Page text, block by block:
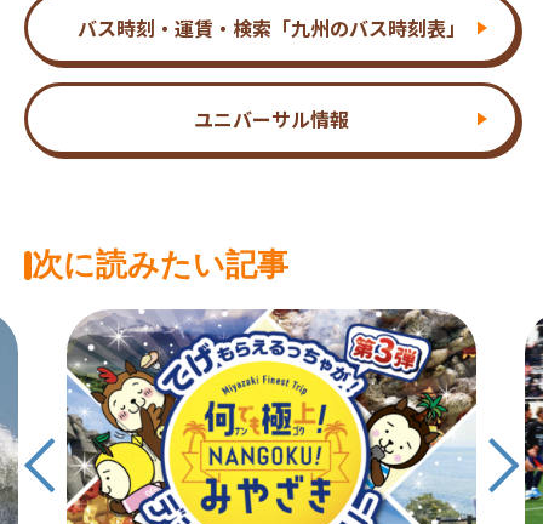
バス時刻・運賃・検索「九州のバス時刻表」
ユニバーサル情報
次に読みたい記事